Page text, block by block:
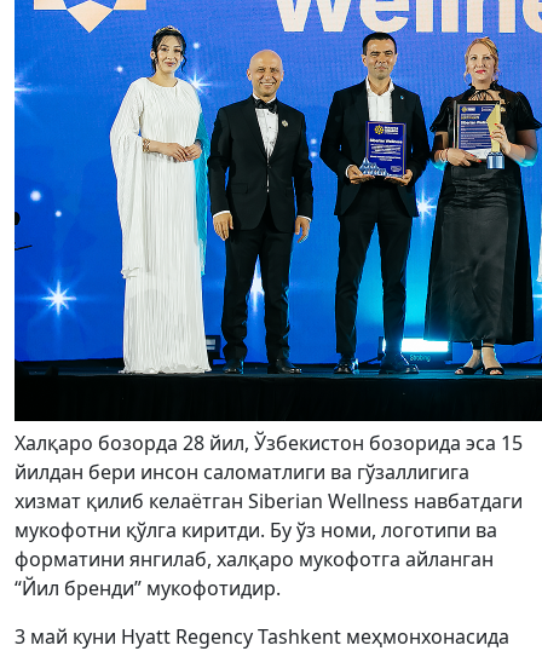
Халқаро бозорда 28 йил, Ўзбекистон бозорида эса 15
йилдан бери инсон саломатлиги ва гўзаллигига
хизмат қилиб келаётган Siberian Wellness навбатдаги
мукофотни қўлга киритди. Бу ўз номи, логотипи ва
форматини янгилаб, халқаро мукофотга айланган
“Йил бренди” мукофотидир.
3 май куни Hyatt Regency Tashkent меҳмонхонасида